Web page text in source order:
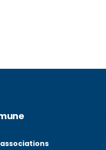
associations